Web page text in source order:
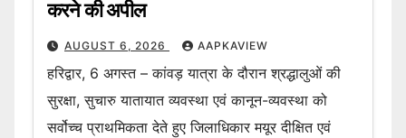
करने की अपील
AUGUST 6, 2026 AAPKAVIEW
हरिद्वार, 6 अगस्त – कांवड़ यात्रा के दौरान श्रद्धालुओं की
सुरक्षा, सुचारु यातायात व्यवस्था एवं कानून-व्यवस्था को
सर्वोच्च प्राथमिकता देते हुए जिलाधिकार मयूर दीक्षित एवं